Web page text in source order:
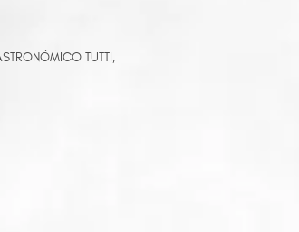
TUTTI,